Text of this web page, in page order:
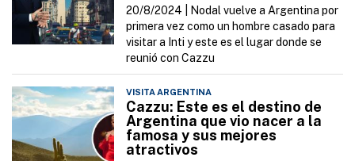
20/8/2024 |
Nodal vuelve a Argentina por
primera vez como un hombre casado para
visitar a Inti y este es el lugar donde se
reunió con Cazzu
VISITA ARGENTINA
Cazzu: Este es el destino de
Argentina que vio nacer a la
famosa y sus mejores
atractivos